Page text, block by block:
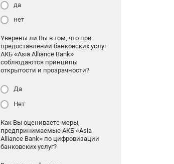
да
нет
Уверены ли Вы в том, что при
предоставлении банковских услуг
АКБ «Asia Alliance Bank»
соблюдаются принципы
открытости и прозрачности?
Да
Нет
Как Вы оцениваете меры,
предпринимаемые АКБ «Asia
Alliance Bank» по цифровизации
банковских услуг?